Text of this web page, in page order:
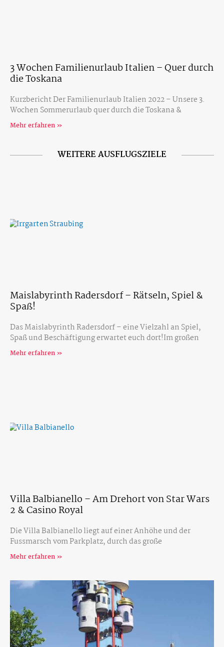
3 Wochen Familienurlaub Italien – Quer durch
die Toskana
Kurzbericht Der Familienurlaub Italien 2022 – Unsere 3.
Wochen Sommerurlaub quer durch die Toskana &
Mehr erfahren »
WEITERE AUSFLUGSZIELE
Maislabyrinth Radersdorf – Rätseln, Spiel &
Spaß!
Das Maislabyrinth Radersdorf – eine Vielzahl an Spiel,
Spaß und Beschäftigung erwartet euch dort!Im großen
Mehr erfahren »
Villa Balbianello – Am Drehort von Star Wars
2 & Casino Royal
Die Villa Balbianello liegt auf einer Anhöhe und der
Fussmarsch vom Parkplatz, durch das große
Mehr erfahren »